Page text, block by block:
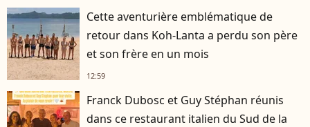
Cette aventurière emblématique de
retour dans Koh-Lanta a perdu son père
et son frère en un mois
12:59
Franck Dubosc et Guy Stéphan réunis
dans ce restaurant italien du Sud de la